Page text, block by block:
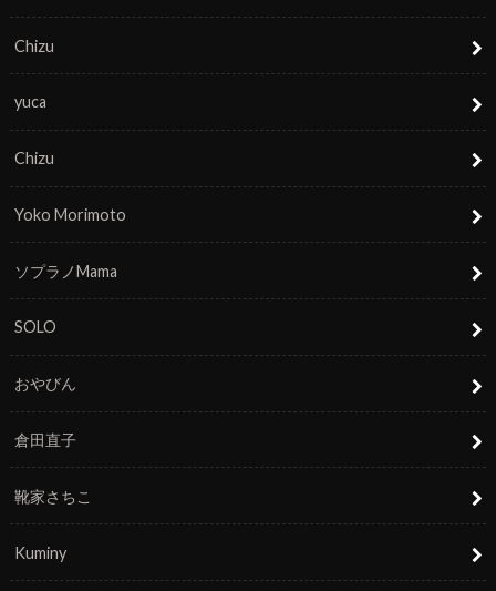
Chizu
yuca
Chizu
Yoko Morimoto
ソプラノMama
SOLO
おやびん
倉田直子
靴家さちこ
Kuminy